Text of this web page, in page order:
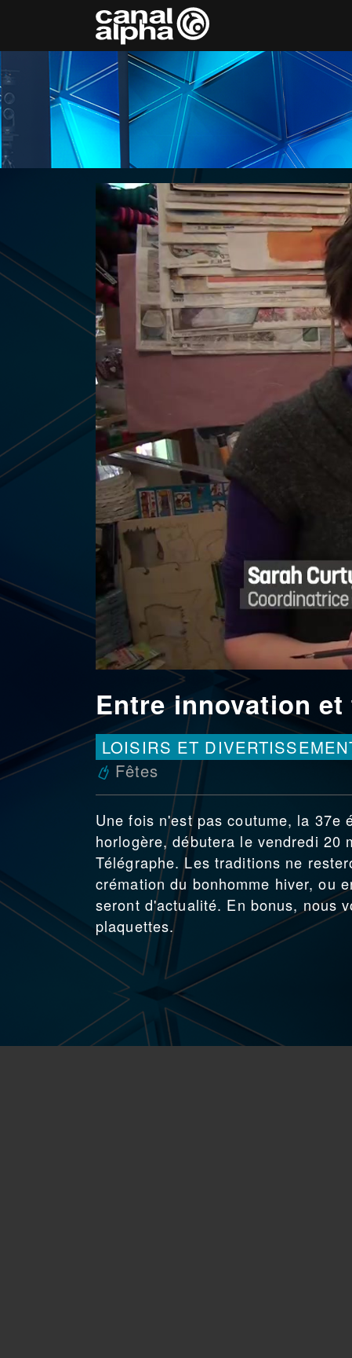
Entre innovation
LOISIRS ET
Fêtes
Une fois n'est pas coutume, la 37e
horlogère, débutera le vendredi 20
Télégraphe. Les traditions ne
crémation du bonhomme hiver, ou
seront d'actualité. En bonus, nous
plaquettes.